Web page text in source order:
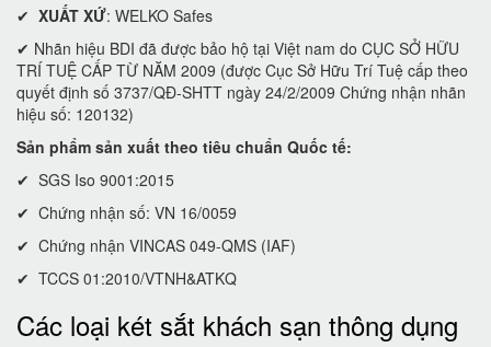
✔ XUẤT XỨ: WELKO Safes
✔ Nhãn hiệu BDI đã được bảo hộ tại Việt nam do CỤC SỞ HỮU
TRÍ TUỆ CẤP TỪ NĂM 2009 (được Cục Sở Hữu Trí Tuệ cấp theo
quyết định số 3737/QĐ-SHTT ngày 24/2/2009 Chứng nhận nhãn
hiệu số: 120132)
Sản phẩm sản xuất theo tiêu chuẩn Quốc tế:
✔ SGS Iso 9001:2015
✔ Chứng nhận số: VN 16/0059
✔ Chứng nhận VINCAS 049-QMS (IAF)
✔ TCCS 01:2010/VTNH&ATKQ
Các loại két sắt khách sạn thông dụng